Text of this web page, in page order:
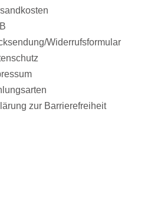
Widerrufsformular
zur Barrierefreiheit